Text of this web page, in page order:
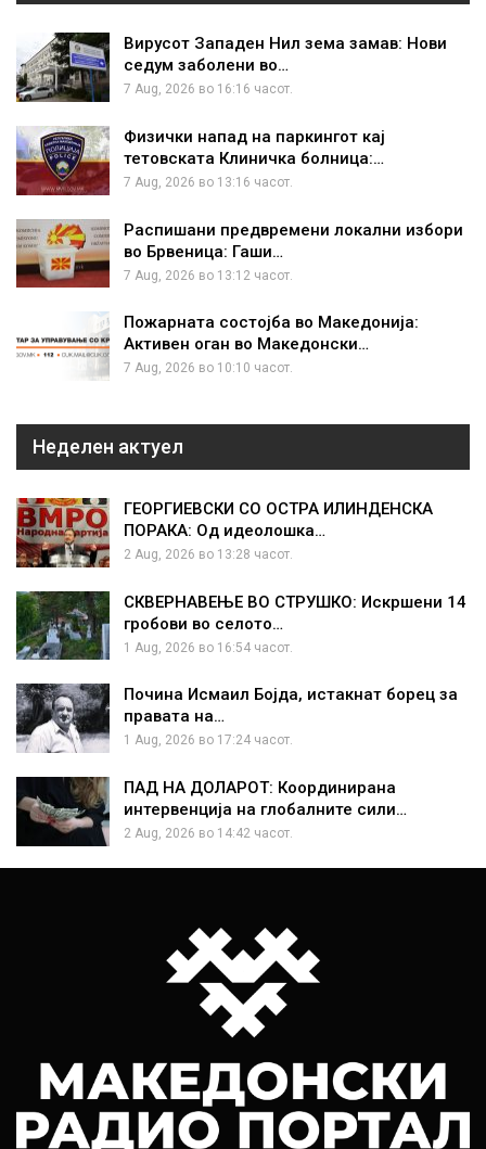
Вирусот Западен Нил зема замав: Нови
седум заболени во…
7 Aug, 2026 во 16:16 часот.
Физички напад на паркингот кај
тетовската Клиничка болница:…
7 Aug, 2026 во 13:16 часот.
Распишани предвремени локални избори
во Брвеница: Гаши…
7 Aug, 2026 во 13:12 часот.
Пожарната состојба во Македонија:
Активен оган во Македонски…
7 Aug, 2026 во 10:10 часот.
Неделен актуел
ГЕОРГИЕВСКИ СО ОСТРА ИЛИНДЕНСКА
ПОРАКА: Од идеолошка…
2 Aug, 2026 во 13:28 часот.
СКВЕРНАВЕЊЕ ВО СТРУШКО: Искршени 14
гробови во селото…
1 Aug, 2026 во 16:54 часот.
Почина Исмаил Бојда, истакнат борец за
правата на…
1 Aug, 2026 во 17:24 часот.
ПАД НА ДОЛАРОТ: Координирана
интервенција на глобалните сили…
2 Aug, 2026 во 14:42 часот.